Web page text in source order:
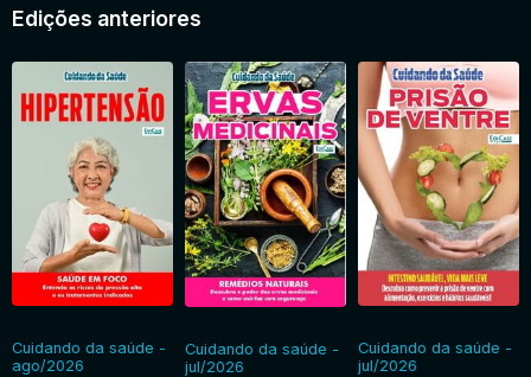
Edições anteriores
Cuidando da saúde -
ago/2026
Cuidando da saúde -
jul/2026
Cuidando da saúde -
jul/2026